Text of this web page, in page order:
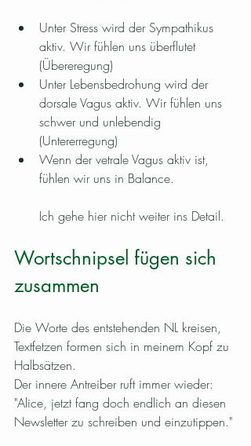
Unter Stress wird der Sympathikus
aktiv. Wir fühlen uns überflutet
(Übereregung)
Unter Lebensbedrohung wird der
dorsale Vagus aktiv. Wir fühlen uns
schwer und unlebendig
(Untererregung)
Wenn der vetrale Vagus aktiv ist,
fühlen wir uns in Balance.
Ich gehe hier nicht weiter ins Detail.
Wortschnipsel fügen sich
zusammen
Die Worte des entstehenden NL kreisen,
Textfetzen formen sich in meinem Kopf zu
Halbsätzen.
Der innere Antreiber ruft immer wieder:
"Alice, jetzt fang doch endlich an diesen
Newsletter zu schreiben und einzutippen."